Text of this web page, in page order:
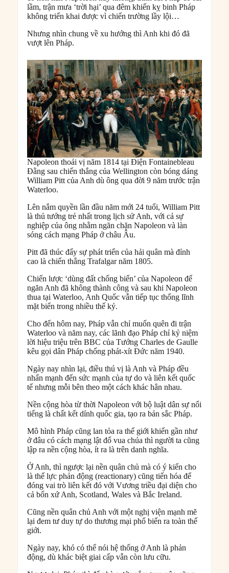
lầm, trận mưa ‘trời hại’ qua đêm khiến kỵ binh Pháp
không triển khai được vì chiến trường lầy lội…
Nhưng nhìn chung về xu hướng thì Anh khi đó đã
vượt lên Pháp.
Napoleon thoái vị năm 1814 tại Điện Fontainebleau
Đằng sau chiến thắng của Wellington còn bóng dáng
William Pitt của Anh dù ông qua đời 9 năm trước trận
Waterloo.
Lên nắm quyền lần đầu năm mới 24 tuổi, William Pitt
là thủ tướng trẻ nhất trong lịch sử Anh, với cả sự
nghiệp của ông nhằm ngăn chặn Napoleon và làn
sóng cách mạng Pháp ở châu Âu.
Pitt đã thúc đẩy sự phát triển của hải quân mà đỉnh
cao là chiến thắng Trafalgar năm 1805.
Chiến lược ‘dùng đất chống biển’ của Napoleon để
ngăn Anh đã không thành công và sau khi Napoleon
thua tại Waterloo, Anh Quốc vẫn tiếp tục thống lĩnh
mặt biển trong nhiều thế kỷ.
Cho đến hôm nay, Pháp vẫn chỉ muốn quên đi trận
Waterloo và năm nay, các lãnh đạo Pháp chỉ kỷ niệm
lời hiệu triệu trên BBC của Tướng Charles de Gaulle
kêu gọi dân Pháp chống phát-xít Đức năm 1940.
Ngày nay nhìn lại, điều thú vị là Anh và Pháp đều
nhấn mạnh đến sức mạnh của tự do và liên kết quốc
tế nhưng mỗi bên theo một cách khác hẳn nhau.
Nền cộng hòa từ thời Napoleon với bộ luật dân sự nổi
tiếng là chất kết dính quốc gia, tạo ra bản sắc Pháp.
Mô hình Pháp cũng lan tỏa ra thế giới khiến gần như
ở đâu có cách mạng lật đổ vua chúa thì người ta cũng
lập ra nền cộng hòa, ít ra là trên danh nghĩa.
Ở Anh, thì ngược lại nền quân chủ mà có ý kiến cho
là thế lực phản động (reactionary) cũng tiến hóa để
đóng vai trò liên kết đó với Vương triều đại diện cho
cả bốn xứ Anh, Scotland, Wales và Bắc Ireland.
Cũng nền quân chủ Anh với một nghị viện mạnh mẽ
lại đem tư duy tự do thương mại phổ biến ra toàn thế
giới.
Ngày nay, khó có thể nói hệ thống ở Anh là phản
động, dù khác biệt giai cấp vẫn còn lưu cữu.